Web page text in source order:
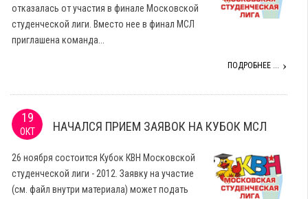
отказалась от участия в финале Московской
студенческой лиги. Вместо нее в финал МСЛ
приглашена команда...
ПОДРОБНЕЕ ...
19
ОКТ НАЧАЛСЯ ПРИЕМ ЗАЯВОК НА КУБОК МСЛ
26 ноября состоится Кубок КВН Московской
студенческой лиги - 2012. Заявку на участие
(см. файл внутри материала) может подать